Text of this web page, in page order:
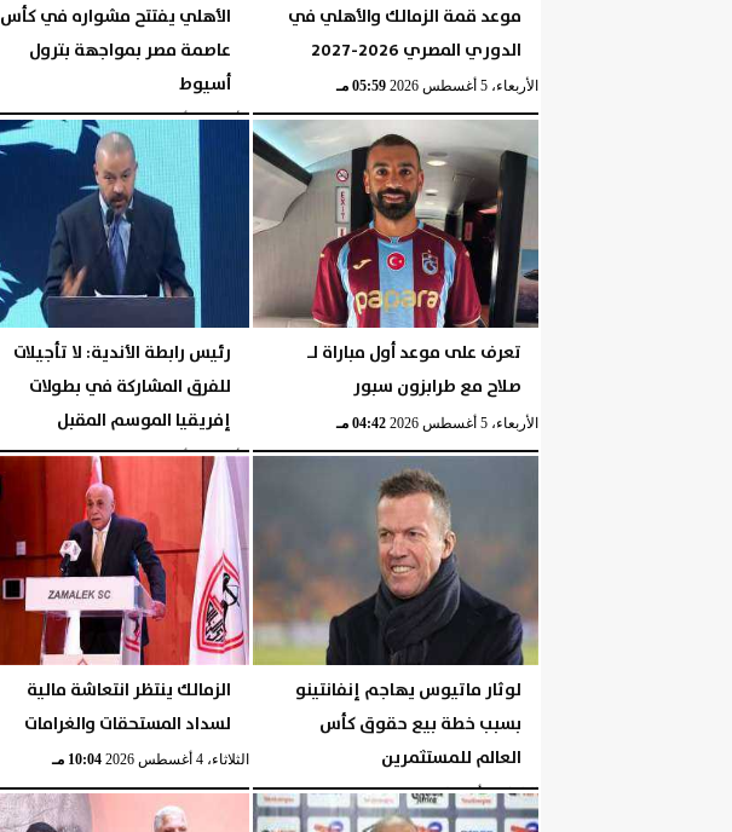
موعد قمة الزمالك والأهلي في
الدوري المصري 2026-2027
الأربعاء، 5 أغسطس 2026 05:59 مـ
الأهلي يفتتح مشواره في كأس
عاصمة مصر بمواجهة بترول
أسيوط
الأربعاء، 5 أغسطس 2026 05:30 مـ
تعرف على موعد أول مباراة لـ
صلاح مع طرابزون سبور
الأربعاء، 5 أغسطس 2026 04:42 مـ
رئيس رابطة الأندية: لا تأجيلات
للفرق المشاركة في بطولات
إفريقيا الموسم المقبل
الأربعاء، 5 أغسطس 2026 04:40 مـ
لوثار ماتيوس يهاجم إنفانتينو
بسبب خطة بيع حقوق كأس
العالم للمستثمرين
الثلاثاء، 4 أغسطس 2026 10:06 مـ
الزمالك ينتظر انتعاشة مالية
لسداد المستحقات والغرامات
الثلاثاء، 4 أغسطس 2026 10:04 مـ